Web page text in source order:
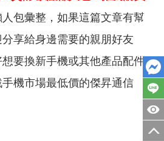
人包彙整，如果這篇文章有幫
享給身邊需要的親朋好友
要換新手機或其他產品配件
機市場最低價的傑昇通信